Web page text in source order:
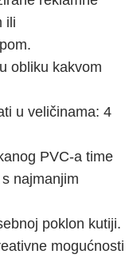
ili
obliku kakvom
u veličinama: 4
PVC-a time
najmanjim
poklon kutiji.
mogućnosti